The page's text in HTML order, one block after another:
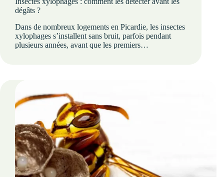
dégâts ?
Dans de nombreux logements en Picardie, les insectes
xylophages s’installent sans bruit, parfois pendant
plusieurs années, avant que les premiers…